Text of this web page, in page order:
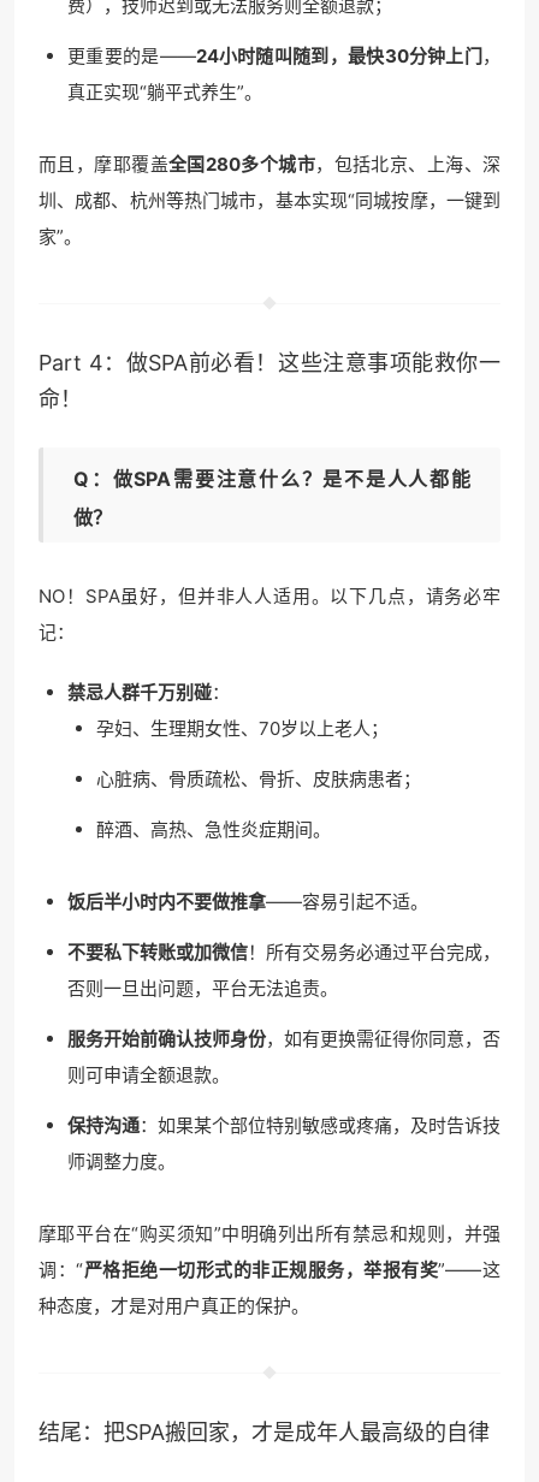
费），技师迟到或无法服务则全额退款；
更重要的是——24小时随叫随到，最快30分钟上门，
真正实现“躺平式养生”。
而且，摩耶覆盖全国280多个城市，包括北京、上海、深
圳、成都、杭州等热门城市，基本实现“同城按摩，一键到
家”。
Part 4：做SPA前必看！这些注意事项能救你一
命！
Q：做SPA需要注意什么？是不是人人都能
做？
NO！SPA虽好，但并非人人适用。以下几点，请务必牢
记：
禁忌人群千万别碰：
孕妇、生理期女性、70岁以上老人；
心脏病、骨质疏松、骨折、皮肤病患者；
醉酒、高热、急性炎症期间。
饭后半小时内不要做推拿——容易引起不适。
不要私下转账或加微信！所有交易务必通过平台完成，
否则一旦出问题，平台无法追责。
服务开始前确认技师身份，如有更换需征得你同意，否
则可申请全额退款。
保持沟通：如果某个部位特别敏感或疼痛，及时告诉技
师调整力度。
摩耶平台在“购买须知”中明确列出所有禁忌和规则，并强
调：“严格拒绝一切形式的非正规服务，举报有奖”——这
种态度，才是对用户真正的保护。
结尾：把SPA搬回家，才是成年人最高级的自律